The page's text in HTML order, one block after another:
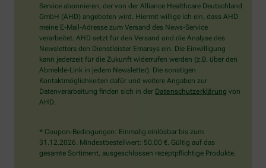
Dann
wählen
Sie
bitte
den
LKW.
Service abonnieren, der von der Alliance Healthcare Deutschland
GmbH (AHD) angeboten wird. Hiermit willige ich ein, dass AHD
meine E-Mail-Adresse zum Versand des News-Service
verarbeitet. AHD setzt für den Versand und die Analyse des
Newsletters den Dienstleister Emarsys ein. Die Einwilligung
kann jederzeit für die Zukunft widerrufen werden (z.B. über den
Abmelde-Link in jedem Newsletter). Die sonstigen
Kontaktmöglichkeiten dafür und weitere Angaben zur
Datenverarbeitung finden sich in der Datenschutzerklärung von
AHD.
* Coupon-Bedingungen: Einmalig einlösbar bis zum
31.12.2026. Mindestbestellwert: 50,00 €. Gültig auf das
gesamte Sortiment, ausgeschlossen rezeptpflichtige Produkte.